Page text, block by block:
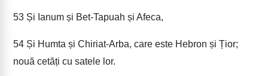
53 Și Ianum și Bet-Tapuah și Afeca,
54 Și Humta și Chiriat-Arba, care este Hebron și Țior;
nouă cetăți cu satele lor.